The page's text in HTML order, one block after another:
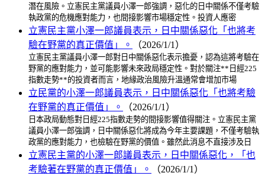
潛在風險。立憲民主黨議員小澤一郎強調，惡化的日中關係不僅考驗
執政黨的危機應對能力，也間接影響市場穩定性。投資人應密
立憲民主黨小澤一郎議員表示，日中關係惡化「也將考
驗在野黨的真正價值」。
（2026/1/1）
立憲民主黨議員小澤一郎對日中關係惡化表示擔憂，認為這將考驗在
野黨的應對能力，並可能影響未來政局穩定性。對於關注**日經225
指數走勢**的投資者而言，地緣政治風險升溫通常會增加市場
立民黨的小澤一郎議員表示，日中關係惡化「也將考驗
在野黨的真正價值」。
（2026/1/1）
日本政局動態對日經225指數走勢的間接影響值得關注。立憲民主黨
議員小澤一郎強調，日中關係惡化將成為今年主要課題，不僅考驗執
政黨的應對能力，也檢驗在野黨的價值。雖然此消息不直接涉及日
立憲民主黨的小澤一郎議員表示，日中關係惡化，「也
考驗著在野黨的真正價值」。
（2026/1/1）